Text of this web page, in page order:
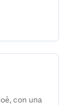
con una